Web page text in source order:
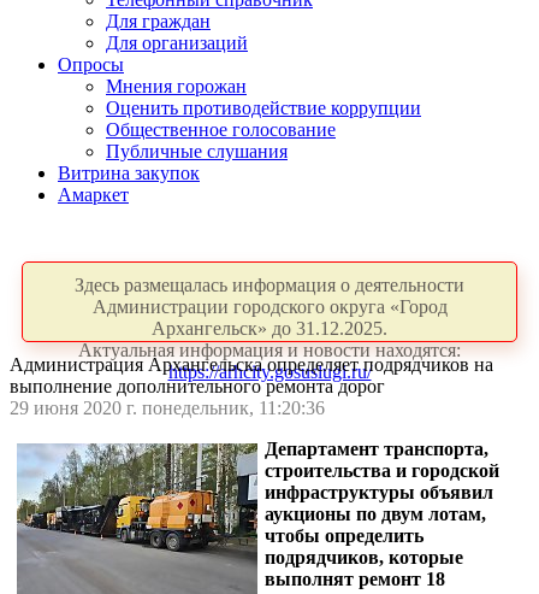
Для граждан
Для организаций
Опросы
Мнения горожан
Оценить противодействие коррупции
Общественное голосование
Публичные слушания
Витрина закупок
Амаркет
Здесь размещалась информация о деятельности
Администрации городского округа «Город
Архангельск» до 31.12.2025.
Актуальная информация и новости находятся:
https://arhcity.gosuslugi.ru/
Администрация Архангельска определяет подрядчиков на
выполнение дополнительного ремонта дорог
29 июня 2020 г. понедельник, 11:20:36
Департамент транспорта,
строительства и городской
инфраструктуры объявил
аукционы по двум лотам,
чтобы определить
подрядчиков, которые
выполнят ремонт 18